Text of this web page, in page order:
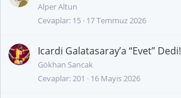
Alper Altun
Cevaplar 15 17 Temmuz 2026
Icardi Galatasaray’a “Evet” Dedi!
Gökhan Sancak
Cevaplar 201 16 Mayıs 2026